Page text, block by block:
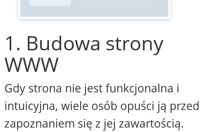
1. Budowa strony
WWW
Gdy strona nie jest funkcjonalna i
intuicyjna, wiele osób opuści ją przed
zapoznaniem się z jej zawartością.